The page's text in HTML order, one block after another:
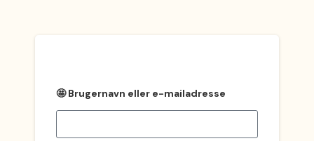
🤩 Brugernavn eller e-mailadresse